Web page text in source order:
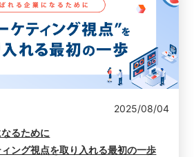
2025/08/04
るために
ング視点を取り入れる最初の一歩